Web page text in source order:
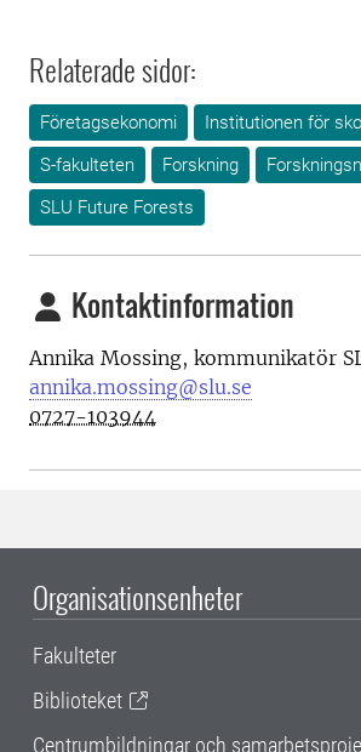
Relaterade sidor:
Företagsekonomi
Institutionen för
S-fakulteten
Forskning
SLU Future Forests
Kontaktinformation
Annika Mossing, kommunikatör
annika.mossing@slu.se
0727-103944
Organisationsenheter
Fakulteter
Biblioteket
Centrumbildningar och